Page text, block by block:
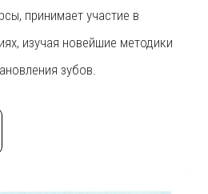
принимает участие в
изучая новейшие методики
зубов.